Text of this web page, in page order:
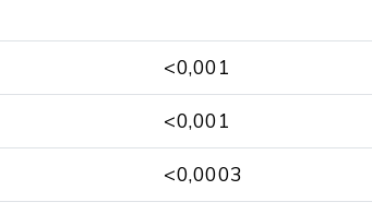
<0,001
<0,001
<0,0003